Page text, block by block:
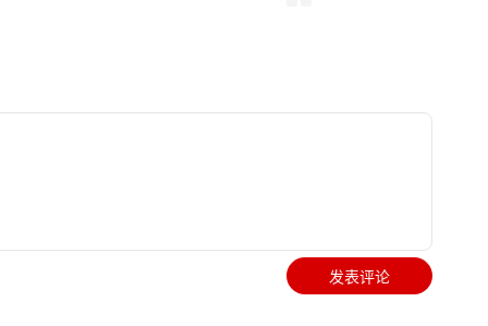
发表评论